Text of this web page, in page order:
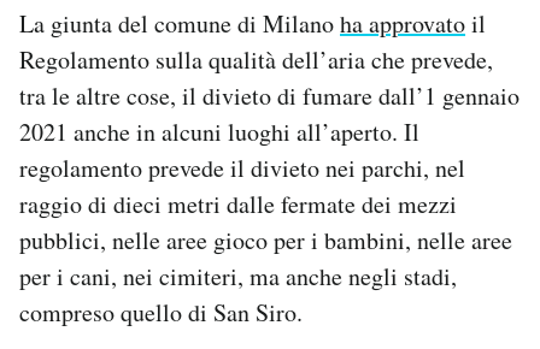
AREA PERSONALE
Area Personale
Newsletter
Notifiche mobile
Hai bisogno di aiuto?
Esci
La giunta del comune di Milanoha approvatoil
Regolamento sulla qualità dell’aria che prevede,
tra le altre cose, il divieto di fumare dall’1 gennaio
2021 anche in alcuni luoghi all’aperto. Il
regolamento prevede il divieto nei parchi, nel
raggio di dieci metri dalle fermate dei mezzi
pubblici, nelle aree gioco per i bambini, nelle aree
per i cani, nei cimiteri, ma anche negli stadi,
compreso quello di San Siro.